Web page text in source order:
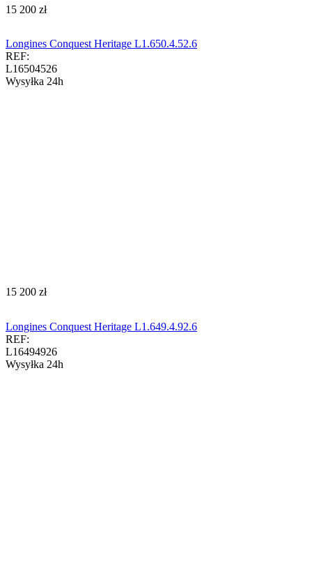
‍15 200‍ zł
Longines Conquest Heritage L1.650.4.52.6
REF:
L16504526
Wysyłka 24h
‍15 200‍ zł
Longines Conquest Heritage L1.649.4.92.6
REF:
L16494926
Wysyłka 24h